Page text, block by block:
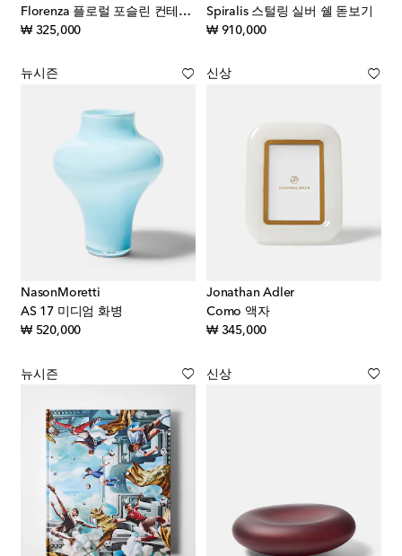
Florenza 플로럴 포슬린 컨테이너
₩ 325,000original price
Spiralis 스털링 실버 쉘 돋보기
₩ 910,000original price
뉴시즌
NasonMoretti
AS 17 미디엄 화병
₩ 520,000original price
신상
Jonathan Adler
Como 액자
₩ 345,000original price
뉴시즌 신상